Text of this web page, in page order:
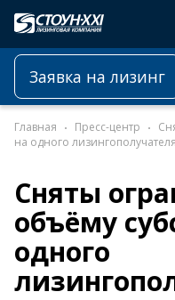
Заявка на лизинг
Главная Пресс-центр
на одного лизингополучателя
Сняты
объёму
одного